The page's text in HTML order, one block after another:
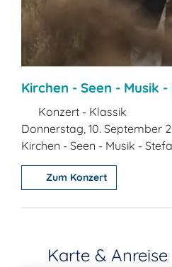
Kirchen - Seen - Musik
Konzert - Klassik
Donnerstag, 10. September
Kirchen - Seen - Musik -
Zum Konzert
Karte & Anreise